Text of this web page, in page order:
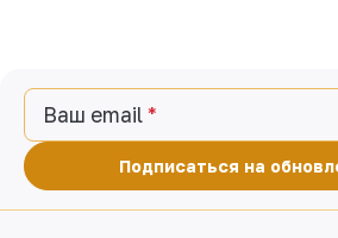
Ваш email
Подписаться на